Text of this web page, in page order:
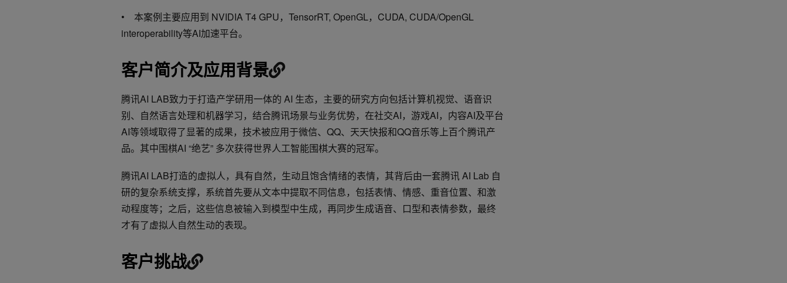
• 本案例主要应用到 NVIDIA T4 GPU，TensorRT, OpenGL，CUDA, CUDA/OpenGL
interoperability等AI加速平台。
客户简介及应用背景
腾讯AI LAB致力于打造产学研用一体的 AI 生态，主要的研究方向包括计算机视觉、语音识
别、自然语言处理和机器学习，结合腾讯场景与业务优势，在社交AI，游戏AI，内容AI及平台
AI等领域取得了显著的成果，技术被应用于微信、QQ、天天快报和QQ音乐等上百个腾讯产
品。其中围棋AI “绝艺” 多次获得世界人工智能围棋大赛的冠军。
腾讯AI LAB打造的虚拟人，具有自然，生动且饱含情绪的表情，其背后由一套腾讯 AI Lab 自
研的复杂系统支撑，系统首先要从文本中提取不同信息，包括表情、情感、重音位置、和激
动程度等；之后，这些信息被输入到模型中生成，再同步生成语音、口型和表情参数，最终
才有了虚拟人自然生动的表现。
客户挑战